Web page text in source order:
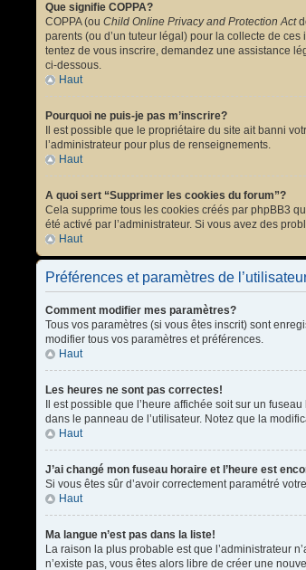
Que signifie COPPA?
COPPA (ou Child Online Privacy and Protection Act
parents (ou d’un tuteur légal) pour la collecte de
tentez de vous inscrire, demandez une assistance
ci-dessous.
Haut
Pourquoi ne puis-je pas m’inscrire?
Il est possible que le propriétaire du site ait banni
l’administrateur pour plus de renseignements.
Haut
A quoi sert “Supprimer les cookies du forum”?
Cela supprime tous les cookies créés par phpBB3
été activé par l’administrateur. Si vous avez des
Haut
Préférences et paramètres de
Comment modifier mes paramètres?
Tous vos paramètres (si vous êtes inscrit) sont
modifier tous vos paramètres et préférences.
Haut
Les heures ne sont pas correctes!
Il est possible que l’heure affichée soit sur un
dans le panneau de l’utilisateur. Notez que la
Haut
J’ai changé mon fuseau horaire et l’heure est
Si vous êtes sûr d’avoir correctement paramétré
Haut
Ma langue n’est pas dans la liste!
La raison la plus probable est que l’administrateur
n’existe pas, vous êtes alors libre de créer une